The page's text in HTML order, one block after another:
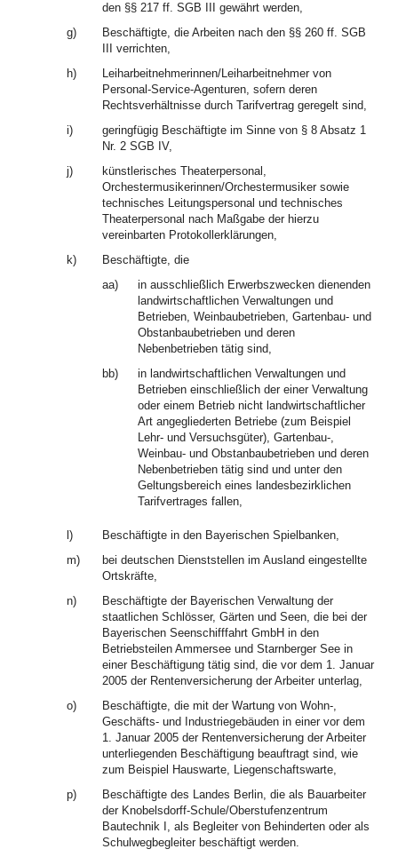
den §§ 217 ff. SGB III gewährt werden,
g)
Beschäftigte, die Arbeiten nach den §§ 260 ff. SGB
III verrichten,
h)
Leiharbeitnehmerinnen/Leiharbeitnehmer von
Personal-Service-Agenturen, sofern deren
Rechtsverhältnisse durch Tarifvertrag geregelt sind,
i)
geringfügig Beschäftigte im Sinne von § 8 Absatz 1
Nr. 2 SGB IV,
j)
künstlerisches Theaterpersonal,
Orchestermusikerinnen/Orchestermusiker sowie
technisches Leitungspersonal und technisches
Theaterpersonal nach Maßgabe der hierzu
vereinbarten Protokollerklärungen,
k)
Beschäftigte, die
aa)
in ausschließlich Erwerbszwecken dienenden
landwirtschaftlichen Verwaltungen und
Betrieben, Weinbaubetrieben, Gartenbau- und
Obstanbaubetrieben und deren
Nebenbetrieben tätig sind,
bb)
in landwirtschaftlichen Verwaltungen und
Betrieben einschließlich der einer Verwaltung
oder einem Betrieb nicht landwirtschaftlicher
Art angegliederten Betriebe (zum Beispiel
Lehr- und Versuchsgüter), Gartenbau-,
Weinbau- und Obstanbaubetrieben und deren
Nebenbetrieben tätig sind und unter den
Geltungsbereich eines landesbezirklichen
Tarifvertrages fallen,
l)
Beschäftigte in den Bayerischen Spielbanken,
m)
bei deutschen Dienststellen im Ausland eingestellte
Ortskräfte,
n)
Beschäftigte der Bayerischen Verwaltung der
staatlichen Schlösser, Gärten und Seen, die bei der
Bayerischen Seenschifffahrt GmbH in den
Betriebsteilen Ammersee und Starnberger See in
einer Beschäftigung tätig sind, die vor dem 1. Januar
2005 der Rentenversicherung der Arbeiter unterlag,
o)
Beschäftigte, die mit der Wartung von Wohn-,
Geschäfts- und Industriegebäuden in einer vor dem
1. Januar 2005 der Rentenversicherung der Arbeiter
unterliegenden Beschäftigung beauftragt sind, wie
zum Beispiel Hauswarte, Liegenschaftswarte,
p)
Beschäftigte des Landes Berlin, die als Bauarbeiter
der Knobelsdorff-Schule/Oberstufenzentrum
Bautechnik I, als Begleiter von Behinderten oder als
Schulwegbegleiter beschäftigt werden.